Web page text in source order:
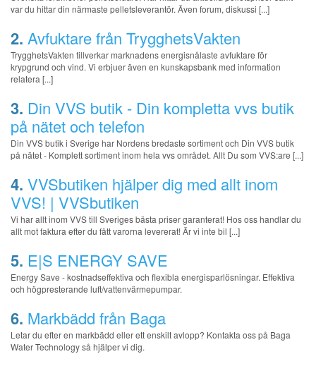
var du hittar din närmaste pelletsleverantör. Även forum, diskussi [...]
2. Avfuktare från TrygghetsVakten
TrygghetsVakten tillverkar marknadens energisnålaste avfuktare för
krypgrund och vind. Vi erbjuer även en kunskapsbank med information
relatera [...]
3. Din VVS butik - Din kompletta vvs butik
på nätet och telefon
Din VVS butik i Sverige har Nordens bredaste sortiment och Din VVS butik
på nätet - Komplett sortiment inom hela vvs området. Allt Du som VVS:are [...]
4. VVSbutiken hjälper dig med allt inom
VVS! | VVSbutiken
Vi har allt inom VVS till Sveriges bästa priser garanterat! Hos oss handlar du
allt mot faktura efter du fått varorna levererat! Är vi inte bil [...]
5. E|S ENERGY SAVE
Energy Save - kostnadseffektiva och flexibla energisparlösningar. Effektiva
och högpresterande luft/vattenvärmepumpar.
6. Markbädd från Baga
Letar du efter en markbädd eller ett enskilt avlopp? Kontakta oss på Baga
Water Technology så hjälper vi dig.